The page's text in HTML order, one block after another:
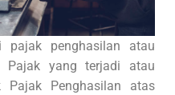
pajak penghasilan atau
Pajak yang terjadi atau
Pajak Penghasilan atas